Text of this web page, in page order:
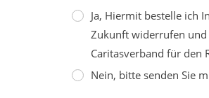
Ja, Hiermit bestelle ich
Zukunft widerrufen und
Caritasverband für den
Nein, bitte senden Sie